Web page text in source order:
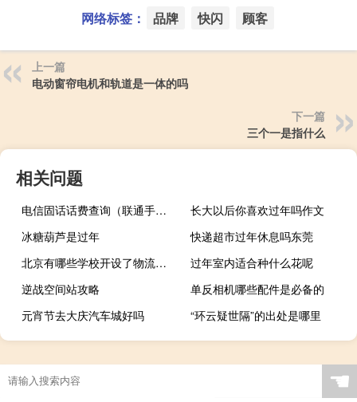
网络标签： 品牌 快闪 顾客
上一篇
电动窗帘电机和轨道是一体的吗
下一篇
三个一是指什么
相关问题
电信固话话费查询（联通手机话费查询）
长大以后你喜欢过年吗作文
冰糖葫芦是过年
快递超市过年休息吗东莞
北京有哪些学校开设了物流工程专业
过年室内适合种什么花呢
逆战空间站攻略
单反相机哪些配件是必备的
元宵节去大庆汽车城好吗
“环云疑世隔”的出处是哪里
☚